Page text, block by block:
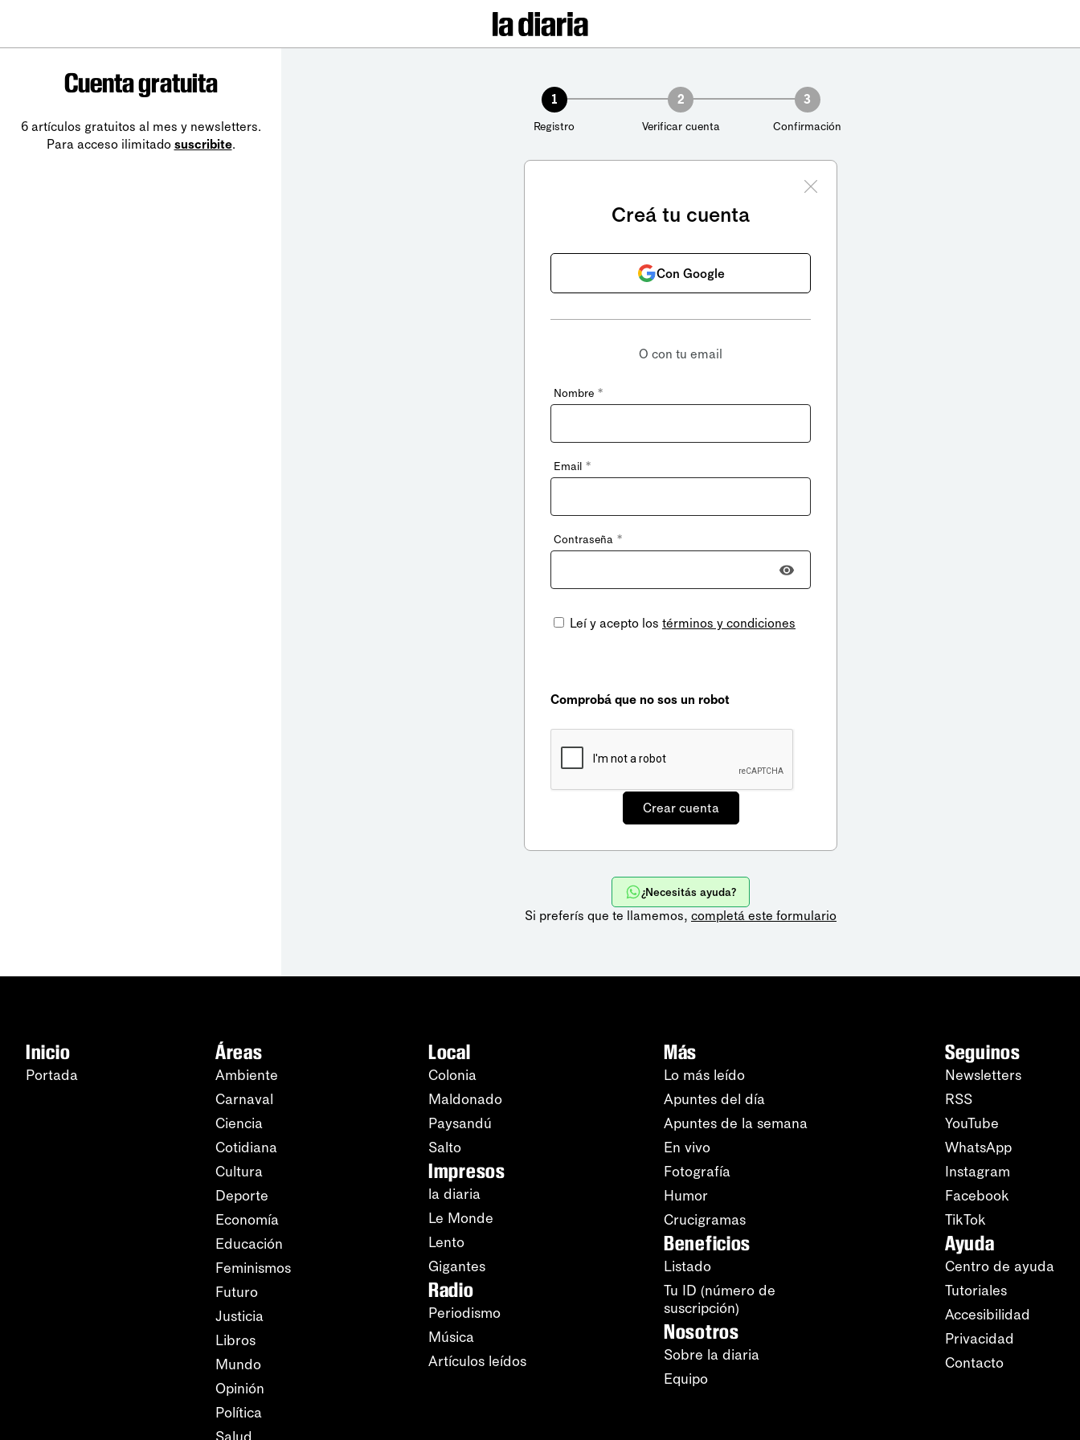
Cuenta gratuita
6 artículos gratuitos al mes y newsletters.
Para acceso ilimitado suscribite.
1
Registro
2
Verificar cuenta
3
Confirmación
Creá tu cuenta
Con Google
O con tu email
Nombre *
Email *
Contraseña *
Leí y acepto los términos y condiciones
Comprobá que no sos un robot
¿Necesitás ayuda?
Si preferís que te llamemos, completá este formulario
Inicio
Portada
Áreas
Ambiente
Carnaval
Ciencia
Cotidiana
Cultura
Deporte
Economía
Educación
Feminismos
Futuro
Justicia
Libros
Mundo
Opinión
Política
Local
Colonia
Maldonado
Paysandú
Salto
Impresos
la diaria
Le Monde
Lento
Gigantes
Radio
Periodismo
Música
Artículos leídos
Más
Lo más leído
Apuntes del día
Apuntes de la semana
En vivo
Fotografía
Humor
Crucigramas
Beneficios
Listado
Tu ID (número de
suscripción)
Nosotros
Sobre la diaria
Equipo
Seguinos
Newsletters
RSS
YouTube
WhatsApp
Instagram
Facebook
TikTok
Ayuda
Centro de ayuda
Tutoriales
Accesibilidad
Privacidad
Contacto